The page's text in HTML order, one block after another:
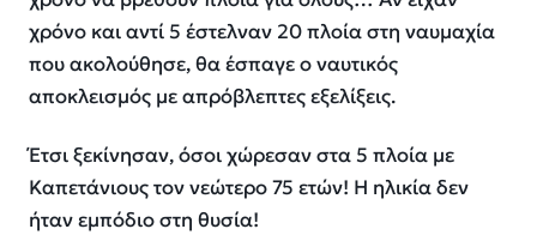
χρόνο και αντί 5 έστελναν 20 πλοία στη ναυμαχία
που ακολούθησε, θα έσπαγε ο ναυτικός
αποκλεισμός με απρόβλεπτες εξελίξεις.
Έτσι ξεκίνησαν, όσοι χώρεσαν στα 5 πλοία με
Καπετάνιους τον νεώτερο 75 ετών! Η ηλικία δεν
ήταν εμπόδιο στη θυσία!